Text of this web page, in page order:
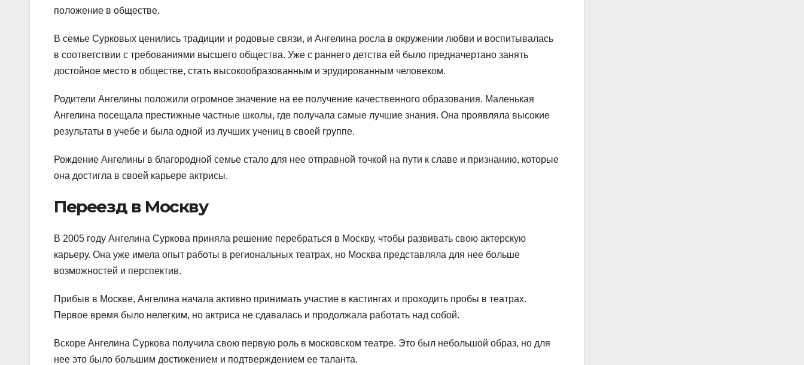
положение в обществе.
В семье Сурковых ценились традиции и родовые связи, и Ангелина росла в окружении любви и воспитывалась
в соответствии с требованиями высшего общества. Уже с раннего детства ей было предначертано занять
достойное место в обществе, стать высокообразованным и эрудированным человеком.
Родители Ангелины положили огромное значение на ее получение качественного образования. Маленькая
Ангелина посещала престижные частные школы, где получала самые лучшие знания. Она проявляла высокие
результаты в учебе и была одной из лучших учениц в своей группе.
Рождение Ангелины в благородной семье стало для нее отправной точкой на пути к славе и признанию, которые
она достигла в своей карьере актрисы.
Переезд в Москву
В 2005 году Ангелина Суркова приняла решение перебраться в Москву, чтобы развивать свою актерскую
карьеру. Она уже имела опыт работы в региональных театрах, но Москва представляла для нее больше
возможностей и перспектив.
Прибыв в Москве, Ангелина начала активно принимать участие в кастингах и проходить пробы в театрах.
Первое время было нелегким, но актриса не сдавалась и продолжала работать над собой.
Вскоре Ангелина Суркова получила свою первую роль в московском театре. Это был небольшой образ, но для
нее это было большим достижением и подтверждением ее таланта.